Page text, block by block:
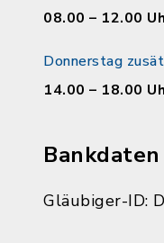
08.00 – 12.00
Donnerstag
14.00 – 18.00
Bankdaten
Gläubiger-ID: